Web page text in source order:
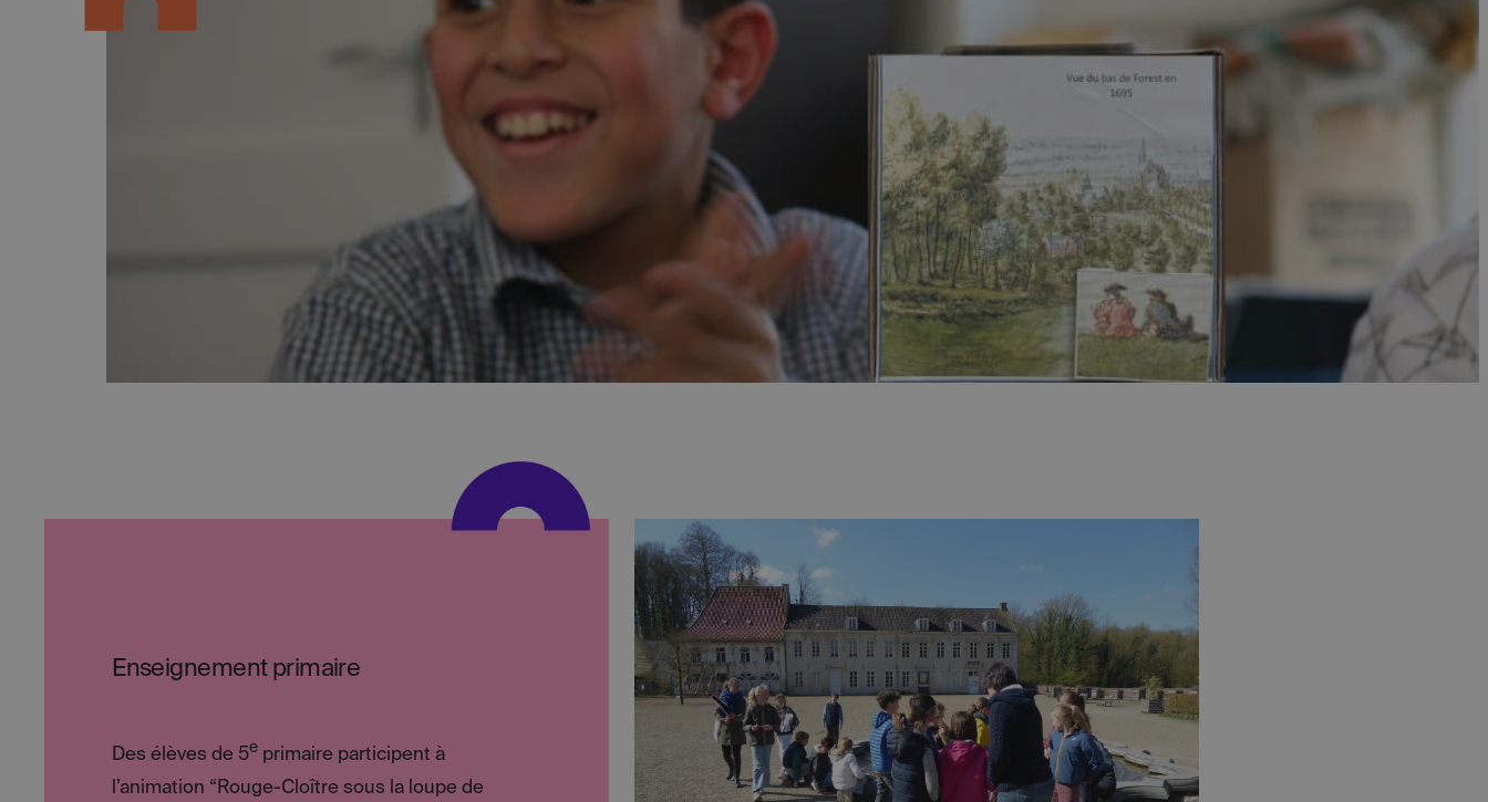
Enseignement primaire
Des élèves de 5e primaire participent à
l’animation “Rouge-Cloître sous la loupe de